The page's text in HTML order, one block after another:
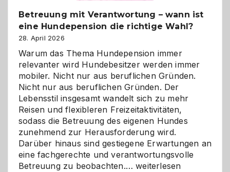
Betreuung mit Verantwortung – wann ist
eine Hundepension die richtige Wahl?
28. April 2026
Warum das Thema Hundepension immer
relevanter wird Hundebesitzer werden immer
mobiler. Nicht nur aus beruflichen Gründen.
Nicht nur aus beruflichen Gründen. Der
Lebensstil insgesamt wandelt sich zu mehr
Reisen und flexibleren Freizeitaktivitäten,
sodass die Betreuung des eigenen Hundes
zunehmend zur Herausforderung wird.
Darüber hinaus sind gestiegene Erwartungen an
eine fachgerechte und verantwortungsvolle
Betreuung zu beobachten.…Betreuung
weiterlesen